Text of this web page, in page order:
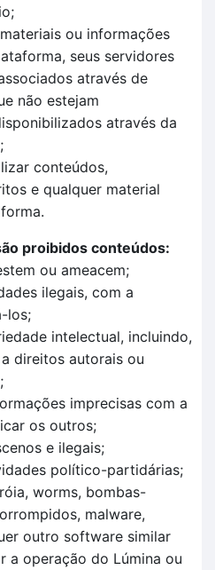
ou informações
seus servidores
através de
não estejam
através da
conteúdos,
e qualquer material
proibidos conteúdos:
ou ameacem;
ilegais, com a
los;
intelectual, incluindo,
direitos autorais ou
imprecisas com a
os outros;
e ilegais;
político-partidárias;
worms, bombas-
malware,
outro software similar
a operação do Lúmina ou